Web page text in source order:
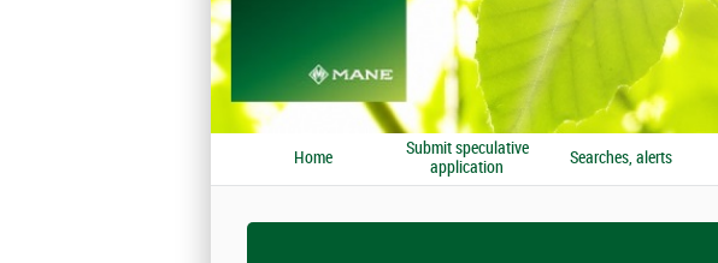
Home
Submit speculative
application
Searches, alerts